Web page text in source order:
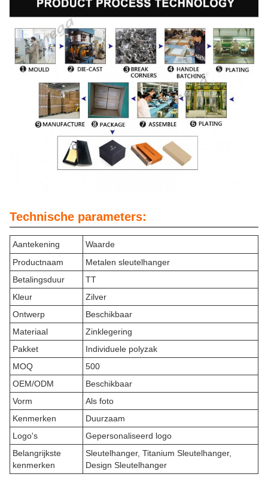
Technische parameters:
Aantekening
Waarde
Productnaam
Metalen sleutelhanger
Betalingsduur
TT
Kleur
Zilver
Ontwerp
Beschikbaar
Materiaal
Zinklegering
Pakket
Individuele polyzak
MOQ
500
OEM/ODM
Beschikbaar
Vorm
Als foto
Kenmerken
Duurzaam
Logo's
Gepersonaliseerd logo
Belangrijkste
kenmerken
Sleutelhanger, Titanium Sleutelhanger,
Design Sleutelhanger